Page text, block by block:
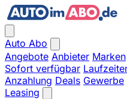
Auto Abo
Angebote Anbieter Marken
Sofort verfügbar
Anzahlung Deals Gewerbe
Leasing